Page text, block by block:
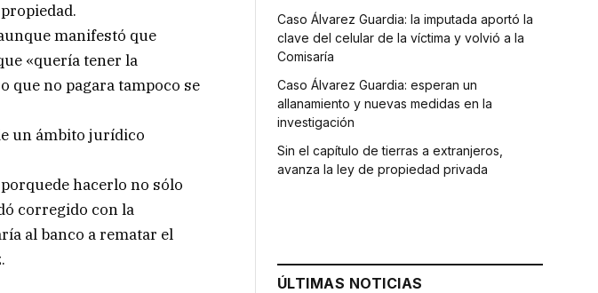
manifestó que
«quería tener la
que no pagara tampoco se
un ámbito jurídico
hacerlo no sólo
corregido con la
al banco a rematar el
Caso Álvarez Guardia: la imputada aportó la
clave del celular de la víctima y volvió a la
Comisaría
Caso Álvarez Guardia: esperan un
allanamiento y nuevas medidas en la
investigación
Sin el capítulo de tierras a extranjeros,
avanza la ley de propiedad privada
ÚLTIMAS NOTICIAS